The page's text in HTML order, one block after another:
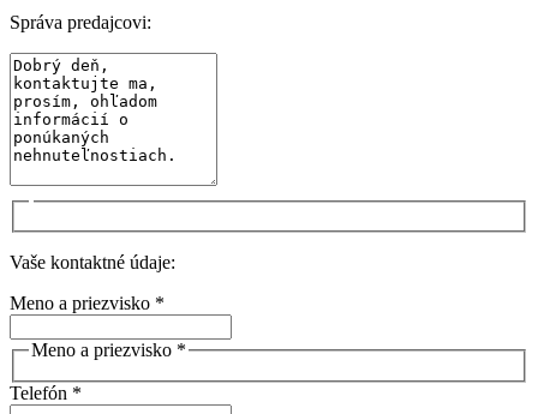
Správa predajcovi:
Vaše kontaktné údaje:
Meno a priezvisko *
Meno a priezvisko *
Telefón *